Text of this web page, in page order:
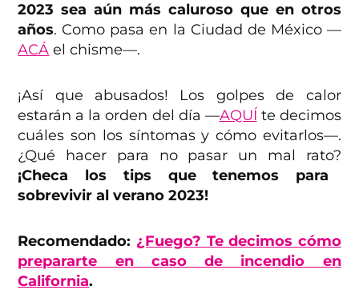
2023 sea aún más caluroso que en otros
años. Como pasa en la Ciudad de México —
ACÁ el chisme—.
¡Así que abusados! Los golpes de calor
estarán a la orden del día —AQUÍ te decimos
cuáles son los síntomas y cómo evitarlos—.
¿Qué hacer para no pasar un mal rato?
¡Checa los tips que tenemos para
sobrevivir al verano 2023!
Recomendado: ¿Fuego? Te decimos cómo
prepararte en caso de incendio en
California.